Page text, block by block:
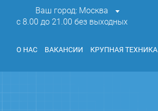
Ваш город: Москва
c 8.00 до 21.00 без выходных
О НАС ВАКАНСИИ КРУПНАЯ ТЕХНИКА